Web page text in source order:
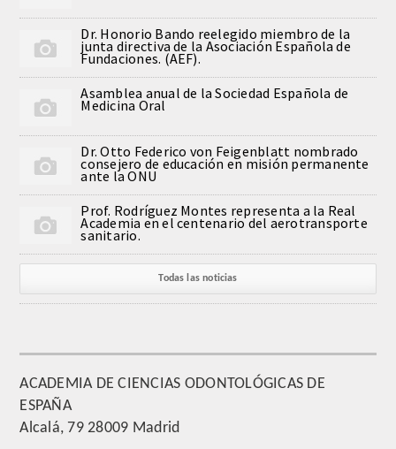
ESTOMATOLOGIA MEDICO-
ODONTOLOGIA CONSERVADORA
ORTOGNATIA
NÚMERO
Número de Medalla
SUPERNUMERARIOS
HONOR
Dr. Honorio Bando reelegido miembro de la
junta directiva de la Asociación Española de
Fundaciones. (AEF).
Asamblea anual de la Sociedad Española de
Medicina Oral
Dr. Otto Federico von Feigenblatt nombrado
consejero de educación en misión permanente
ante la ONU
Prof. Rodríguez Montes representa a la Real
Academia en el centenario del aerotransporte
sanitario.
Todas las noticias
ACADEMIA DE CIENCIAS ODONTOLÓGICAS DE
ESPAÑA
Alcalá, 79 28009 Madrid